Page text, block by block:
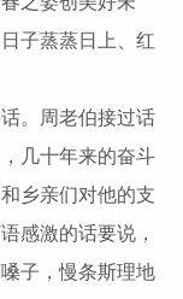
子蒸蒸日上、红
。周老伯接过话
几十年来的奋斗
乡亲们对他的支
感激的话要说，
子，慢条斯理地